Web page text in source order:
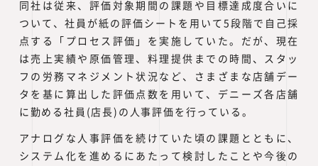
同社は従来、評価対象期間の課題や目標達成度合いに
ついて、社員が紙の評価シートを用いて5段階で自己採
点する「プロセス評価」を実施していた。だが、現在
は売上実績や原価管理、料理提供までの時間、スタッ
フの労務マネジメント状況など、さまざまな店舗デー
タを基に算出した評価点数を用いて、デニーズ各店舗
に勤める社員(店長)の人事評価を行っている。
アナログな人事評価を続けていた頃の課題とともに、
システム化を進めるにあたって検討したことや今後の